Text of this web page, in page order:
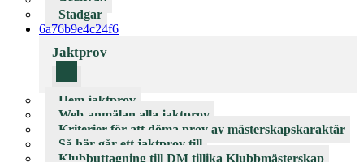
Stadgar
6a76b9e4c24f6
Jaktprov
Hem jaktprov
Web-anmälan alla jaktprov
Kriterier för att döma prov av mästerskapskaraktär
Så här går ett jaktprov till
Klubbuttagning till DM tillika Klubbmästerskap